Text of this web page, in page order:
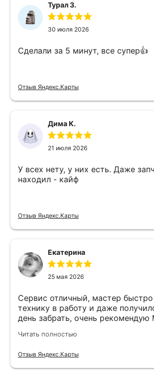
Турал З.
30 июля 2026
Сделали за 5 минут, все супер👍
Отзыв Яндекс.Карты
Дима К.
21 июля 2026
У всех нету, у них есть. Даже
находил - кайф
Отзыв Яндекс.Карты
Екатерина
25 мая 2026
Сервис отличный, мастер быстро
технику в работу и даже
день забрать, очень рекомендую Мастер
Читать полностью
Отзыв Яндекс.Карты